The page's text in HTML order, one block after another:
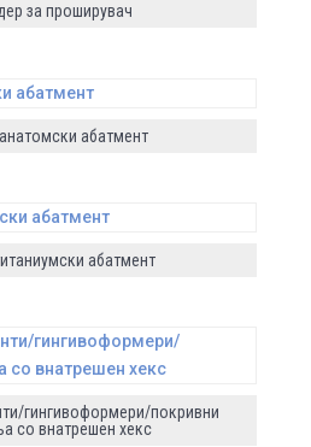
за проширувач
анатомски абатмент
абатмент
гингивоформери/покривни
со внатрешен хекс